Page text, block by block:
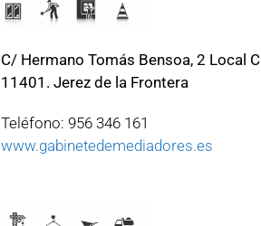
C/ Hermano Tomás Bensoa, 2 Local C
11401. Jerez de la Frontera
Teléfono: 956 346 161
www.gabinetedemediadores.es